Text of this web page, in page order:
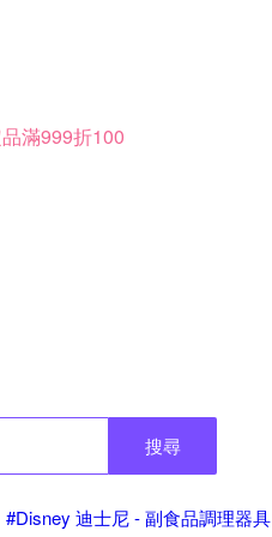
滿999折100
搜尋
#Disney 迪士尼 - 副食品調理器具